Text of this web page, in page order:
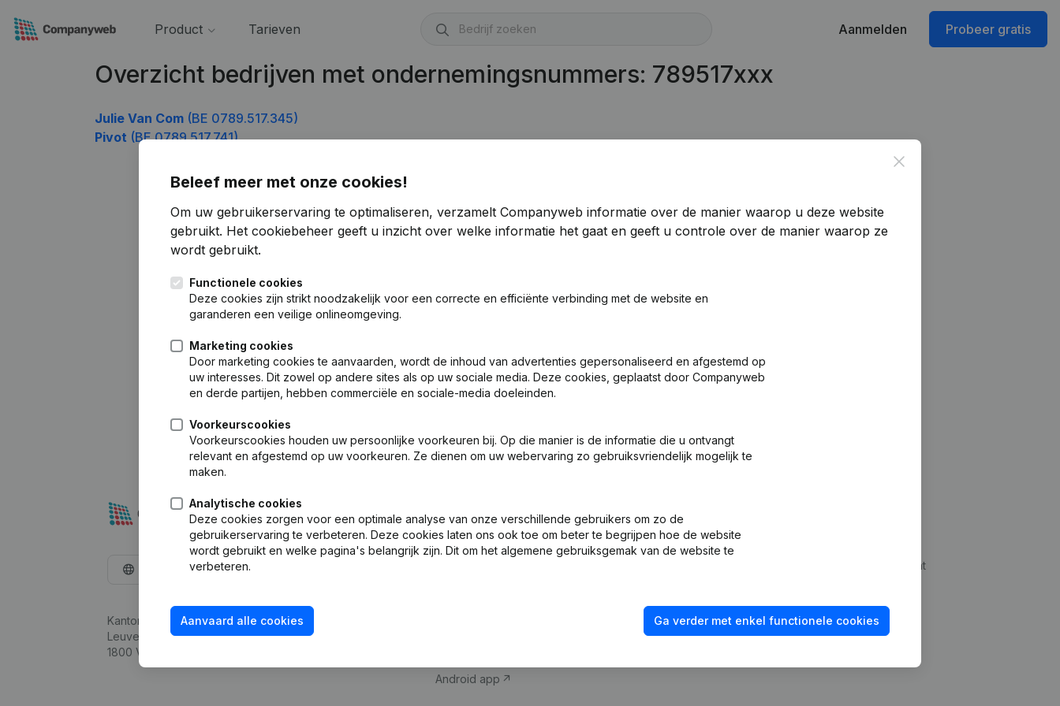
Product Tarieven Aanmelden Probeer gratis
Overzicht bedrijven met ondernemingsnummers: 789517xxx
Julie Van Com (BE 0789.517.345)
Pivot (BE 0789.517.741)
Close
Beleef meer met onze cookies!
Om uw gebruikerservaring te optimaliseren, verzamelt Companyweb informatie over de manier waarop u deze website
gebruikt. Het cookiebeheer geeft u inzicht over welke informatie het gaat en geeft u controle over de manier waarop ze
wordt gebruikt.
Functionele cookies
Deze cookies zijn strikt noodzakelijk voor een correcte en efficiënte verbinding met de website en
garanderen een veilige onlineomgeving.
Marketing cookies
Door marketing cookies te aanvaarden, wordt de inhoud van advertenties gepersonaliseerd en afgestemd op
uw interesses. Dit zowel op andere sites als op uw sociale media. Deze cookies, geplaatst door Companyweb
en derde partijen, hebben commerciële en sociale-media doeleinden.
Voorkeurscookies
Voorkeurscookies houden uw persoonlijke voorkeuren bij. Op die manier is de informatie die u ontvangt
relevant en afgestemd op uw voorkeuren. Ze dienen om uw webervaring zo gebruiksvriendelijk mogelijk te
maken.
Analytische cookies
Deze cookies zorgen voor een optimale analyse van onze verschillende gebruikers om zo de
gebruikerservaring te verbeteren. Deze cookies laten ons ook toe om beter te begrijpen hoe de website
wordt gebruikt en welke pagina's belangrijk zijn. Dit om het algemene gebruiksgemak van de website te
verbeteren.
Aanvaard alle cookies Ga verder met enkel functionele cookies
Nederlands
Kantorenpark Everest
Leuvensesteenweg 248D,
1800 Vilvoorde
Bedrijfsinformatie
Android app
Compliance & fraudepreventie
Kredietwaardigheid checken
Integraties op maat
Contact